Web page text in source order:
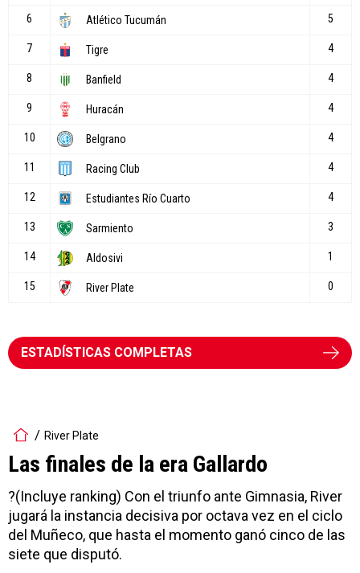
ESTADÍSTICAS COMPLETAS
River Plate
Las finales de la era Gallardo
?(Incluye ranking) Con el triunfo ante Gimnasia, River
jugará la instancia decisiva por octava vez en el ciclo
del Muñeco, que hasta el momento ganó cinco de las
siete que disputó.